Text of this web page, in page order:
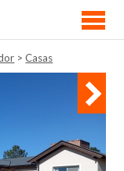
>Casas